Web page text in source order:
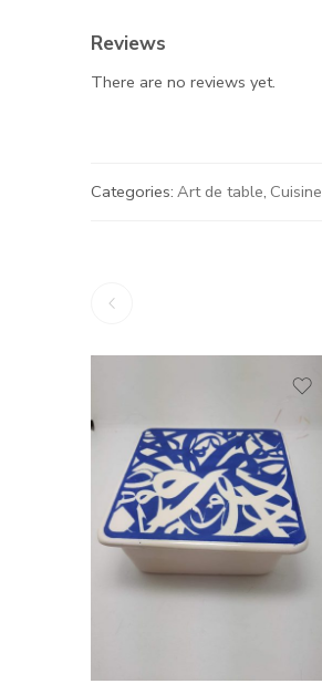
Reviews
There are no reviews yet.
Categories: Art de table, Cuisine